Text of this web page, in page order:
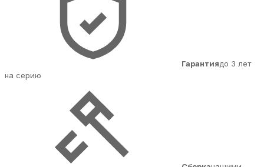
Гарантиядо 3 лет
на серию